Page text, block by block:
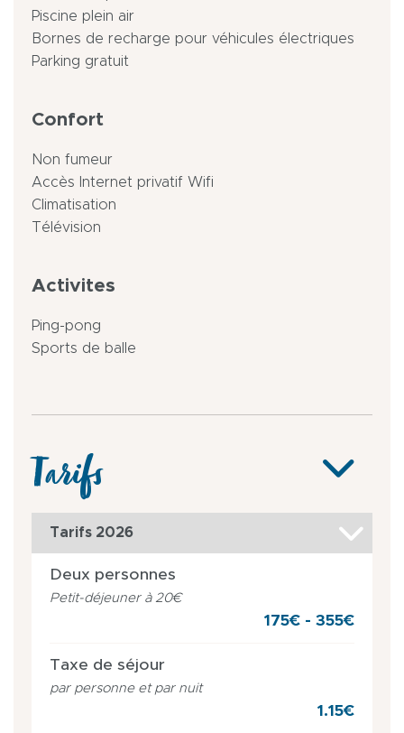
Piscine plein air
Bornes de recharge pour véhicules électriques
Parking gratuit
Confort
Non fumeur
Accès Internet privatif Wifi
Climatisation
Télévision
Activites
Ping-pong
Sports de balle
Tarifs
Tarifs 2026
Deux personnes
Petit-déjeuner à 20€
175€ - 355€
Taxe de séjour
par personne et par nuit
1.15€